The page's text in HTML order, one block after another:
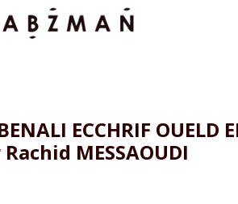
ECCHRIF OUELD
MESSAOUDI